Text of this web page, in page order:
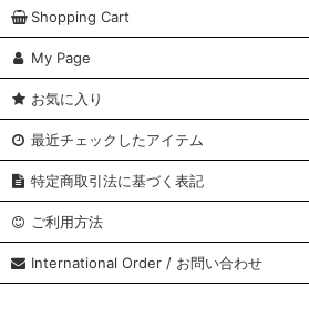
Shopping Cart
My Page
お気に入り
最近チェックしたアイテム
特定商取引法に基づく表記
ご利用方法
International Order / お問い合わせ